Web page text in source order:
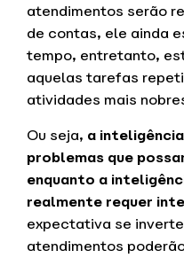
atendimentos serão
de contas, ele ainda
tempo, entretanto,
aquelas tarefas
atividades mais
Ou seja, a
problemas que
enquanto a
realmente requer
expectativa se
atendimentos